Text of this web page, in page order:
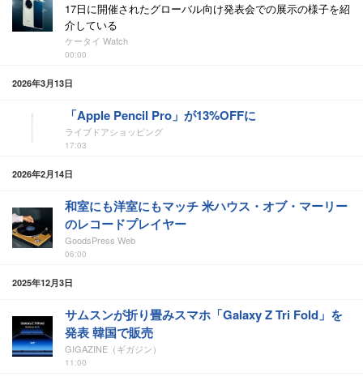
17日に開催されたグローバル向け発表会での展示の様子を紹
介している
ケータイ Watch
00:00
2026年3月13日
「Apple Pencil Pro」が13%OFFに
ライブドアショッピング
17:03
2026年2月14日
和室にも洋室にもマッチ 米ハウス・オブ・マーリー
のレコードプレイヤー
GoodsPress Web
06:00
2025年12月3日
サムスンが折り畳みスマホ「Galaxy Z Tri Fold」を
発表 韓国で販売
GIGAZINE（ギガジン）
11:00